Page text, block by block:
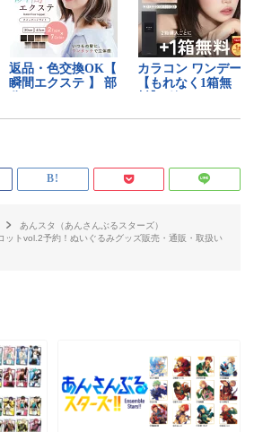
あんスタ（あんさんぶるスターズ）
ットvol.2予約！ぬいぐるみグッズ販売・通販・取扱い